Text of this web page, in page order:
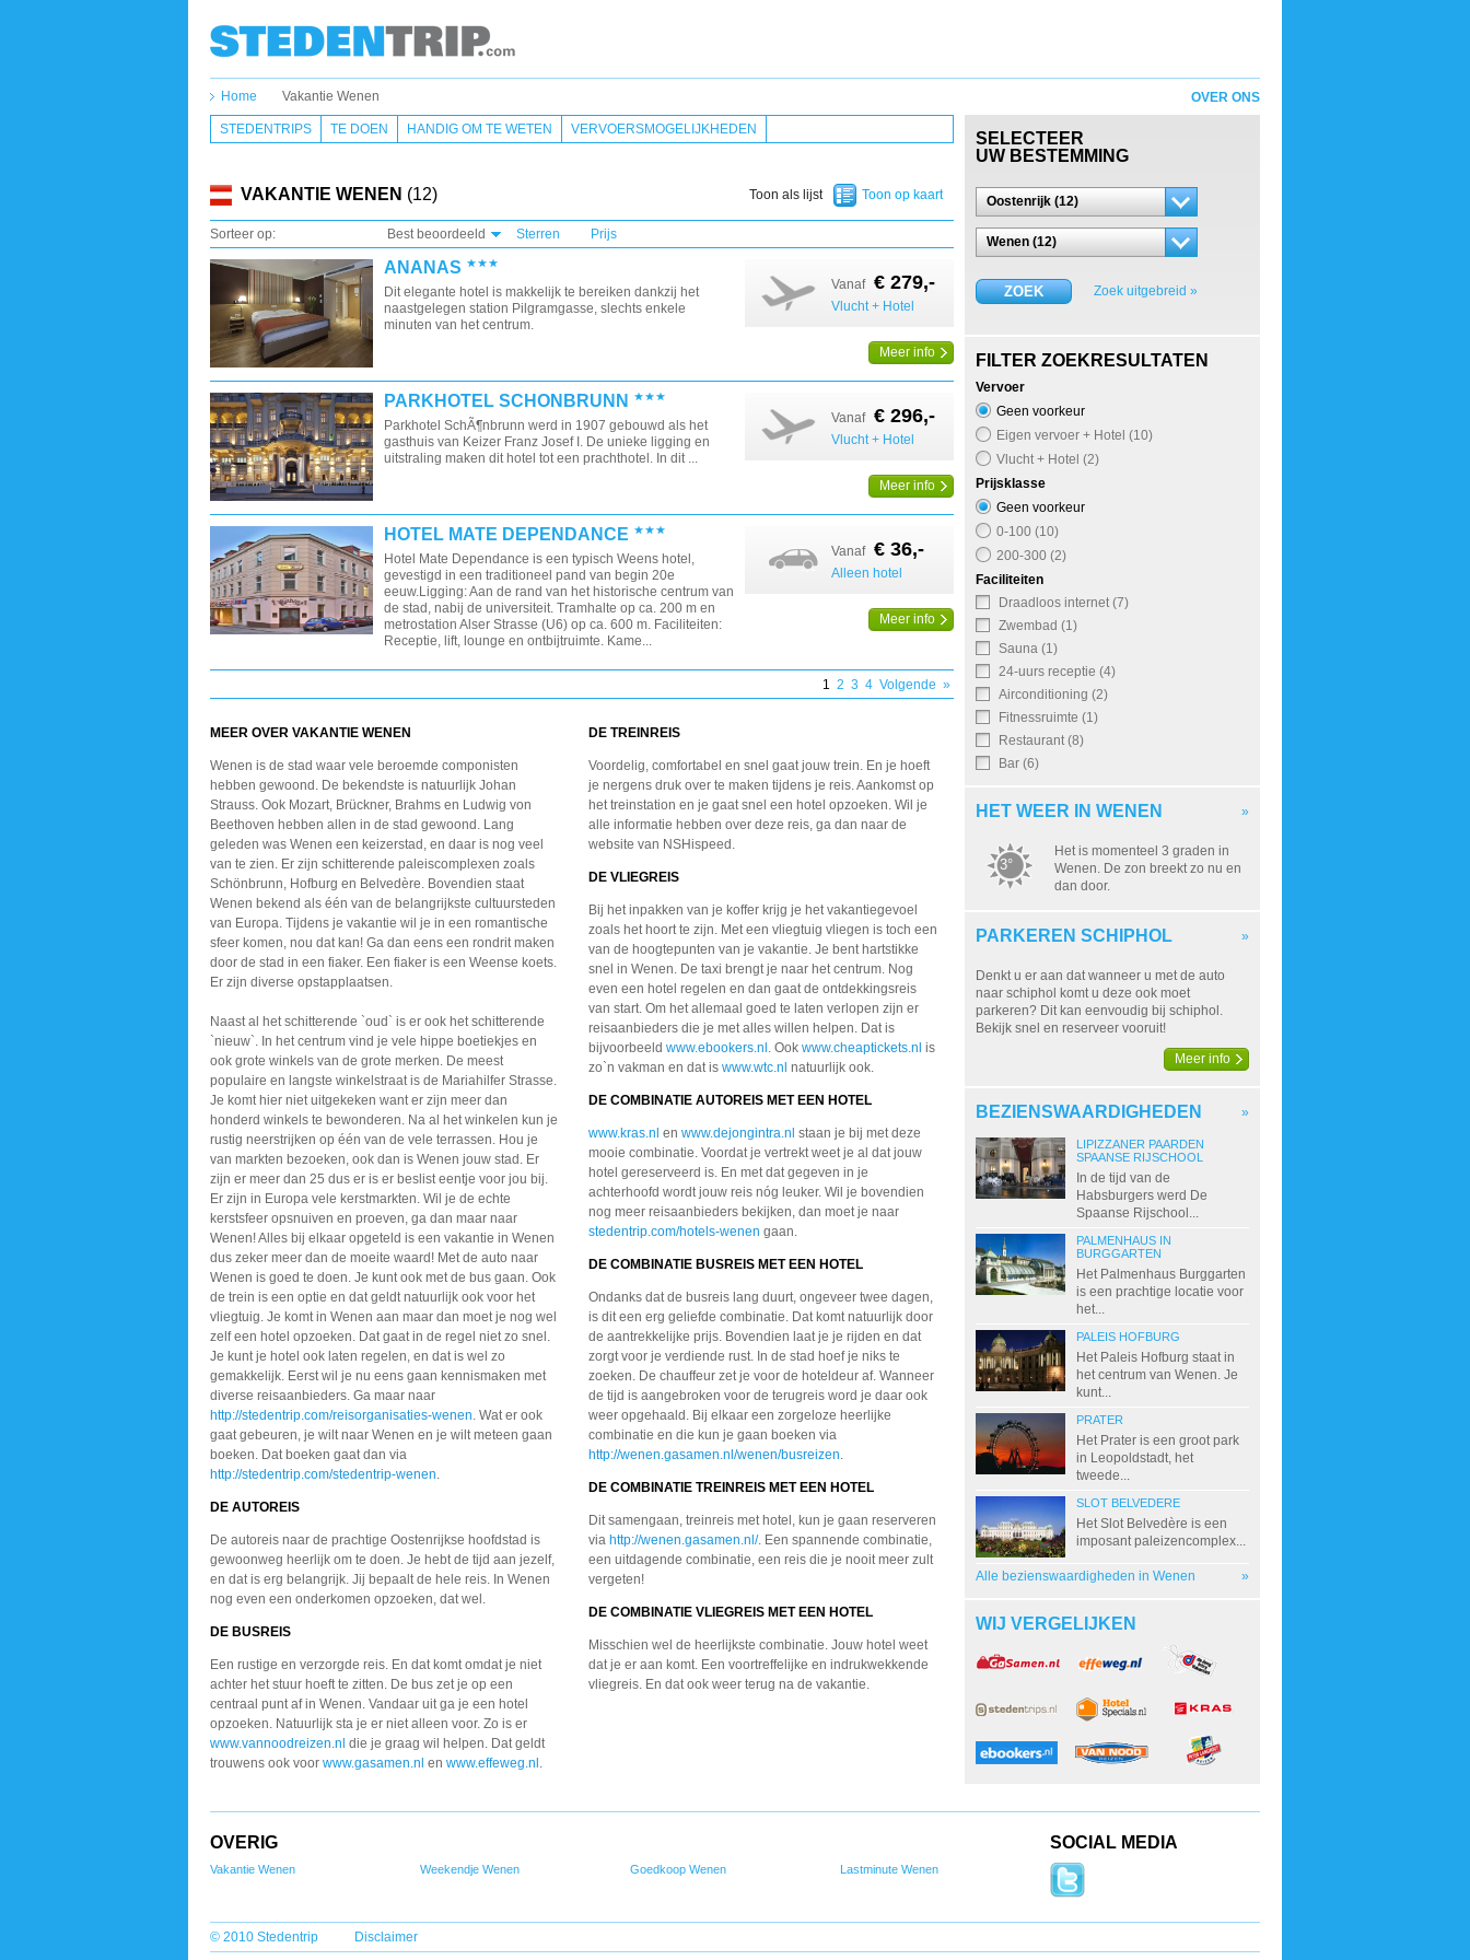
Home Vakantie Wenen
STEDENTRIPS TE DOEN HANDIG OM TE WETEN VERVOERSMOGELIJKHEDEN
VAKANTIE WENEN (12)
Sorteer op: Best beoordeeld Sterren Prijs
ANANAS
Dit elegante hotel is makkelijk te bereiken dankzij het
naastgelegen station Pilgramgasse, slechts enkele
minuten van het centrum.
Vanaf € 279,-
Vlucht + Hotel
Meer info
PARKHOTEL SCHONBRUNN
Parkhotel SchÃ¶nbrunn werd in 1907 gebouwd als het
gasthuis van Keizer Franz Josef I. De unieke ligging en
uitstraling maken dit hotel tot een prachthotel. In dit ...
Vanaf € 296,-
Vlucht + Hotel
Meer info
HOTEL MATE DEPENDANCE
Hotel Mate Dependance is een typisch Weens hotel,
gevestigd in een traditioneel pand van begin 20e
eeuw.Ligging: Aan de rand van het historische centrum van
de stad, nabij de universiteit. Tramhalte op ca. 200 m en
metrostation Alser Strasse (U6) op ca. 600 m. Faciliteiten:
Receptie, lift, lounge en ontbijtruimte. Kame...
Vanaf € 36,-
Alleen hotel
Meer info
1 2 3 4 Volgende »
MEER OVER VAKANTIE WENEN
Wenen is de stad waar vele beroemde componisten
hebben gewoond. De bekendste is natuurlijk Johan
Strauss. Ook Mozart, Brückner, Brahms en Ludwig von
Beethoven hebben allen in de stad gewoond. Lang
geleden was Wenen een keizerstad, en daar is nog veel
van te zien. Er zijn schitterende paleiscomplexen zoals
Schönbrunn, Hofburg en Belvedère. Bovendien staat
Wenen bekend als één van de belangrijkste cultuursteden
van Europa. Tijdens je vakantie wil je in een romantische
sfeer komen, nou dat kan! Ga dan eens een rondrit maken
door de stad in een fiaker. Een fiaker is een Weense koets.
Er zijn diverse opstapplaatsen.
Naast al het schitterende `oud` is er ook het schitterende
`nieuw`. In het centrum vind je vele hippe boetiekjes en
ook grote winkels van de grote merken. De meest
populaire en langste winkelstraat is de Mariahilfer Strasse.
Je komt hier niet uitgekeken want er zijn meer dan
honderd winkels te bewonderen. Na al het winkelen kun je
rustig neerstrijken op één van de vele terrassen. Hou je
van markten bezoeken, ook dan is Wenen jouw stad. Er
zijn er meer dan 25 dus er is er beslist eentje voor jou bij.
Er zijn in Europa vele kerstmarkten. Wil je de echte
kerstsfeer opsnuiven en proeven, ga dan maar naar
Wenen! Alles bij elkaar opgeteld is een vakantie in Wenen
dus zeker meer dan de moeite waard! Met de auto naar
Wenen is goed te doen. Je kunt ook met de bus gaan. Ook
de trein is een optie en dat geldt natuurlijk ook voor het
vliegtuig. Je komt in Wenen aan maar dan moet je nog wel
zelf een hotel opzoeken. Dat gaat in de regel niet zo snel.
Je kunt je hotel ook laten regelen, en dat is wel zo
gemakkelijk. Eerst wil je nu eens gaan kennismaken met
diverse reisaanbieders. Ga maar naar
http://stedentrip.com/reisorganisaties-wenen. Wat er ook
gaat gebeuren, je wilt naar Wenen en je wilt meteen gaan
boeken. Dat boeken gaat dan via
http://stedentrip.com/stedentrip-wenen.
DE AUTOREIS
De autoreis naar de prachtige Oostenrijkse hoofdstad is
gewoonweg heerlijk om te doen. Je hebt de tijd aan jezelf,
en dat is erg belangrijk. Jij bepaalt de hele reis. In Wenen
nog even een onderkomen opzoeken, dat wel.
DE BUSREIS
Een rustige en verzorgde reis. En dat komt omdat je niet
achter het stuur hoeft te zitten. De bus zet je op een
centraal punt af in Wenen. Vandaar uit ga je een hotel
opzoeken. Natuurlijk sta je er niet alleen voor. Zo is er
www.vannoodreizen.nl die je graag wil helpen. Dat geldt
trouwens ook voor www.gasamen.nl en www.effeweg.nl .
DE TREINREIS
Voordelig, comfortabel en snel gaat jouw trein. En je hoeft
je nergens druk over te maken tijdens je reis. Aankomst op
het treinstation en je gaat snel een hotel opzoeken. Wil je
alle informatie hebben over deze reis, ga dan naar de
website van NSHispeed.
DE VLIEGREIS
Bij het inpakken van je koffer krijg je het vakantiegevoel
zoals het hoort te zijn. Met een vliegtuig vliegen is toch een
van de hoogtepunten van je vakantie. Je bent hartstikke
snel in Wenen. De taxi brengt je naar het centrum. Nog
even een hotel regelen en dan gaat de ontdekkingsreis
van start. Om het allemaal goed te laten verlopen zijn er
reisaanbieders die je met alles willen helpen. Dat is
bijvoorbeeldwww.ebookers.nl . Ookwww.cheaptickets.nl is
zo`n vakman en dat iswww.wtc.nl natuurlijk ook.
DE COMBINATIE AUTOREIS MET EEN HOTEL
www.kras.nl enwww.dejongintra.nl staan je bij met deze
mooie combinatie. Voordat je vertrekt weet je al dat jouw
hotel gereserveerd is. En met dat gegeven in je
achterhoofd wordt jouw reis nóg leuker. Wil je bovendien
nog meer reisaanbieders bekijken, dan moet je naar
stedentrip.com/hotels-wenen gaan.
DE COMBINATIE BUSREIS MET EEN HOTEL
Ondanks dat de busreis lang duurt, ongeveer twee dagen,
is dit een erg geliefde combinatie. Dat komt natuurlijk door
de aantrekkelijke prijs. Bovendien laat je je rijden en dat
zorgt voor je verdiende rust. In de stad hoef je niks te
zoeken. De chauffeur zet je voor de hoteldeur af. Wanneer
de tijd is aangebroken voor de terugreis word je daar ook
weer opgehaald. Bij elkaar een zorgeloze heerlijke
combinatie en die kun je gaan boeken via
http://wenen.gasamen.nl/wenen/busreizen.
DE COMBINATIE TREINREIS MET EEN HOTEL
Dit samengaan, treinreis met hotel, kun je gaan reserveren
via http://wenen.gasamen.nl/. Een spannende combinatie,
een uitdagende combinatie, een reis die je nooit meer zult
vergeten!
DE COMBINATIE VLIEGREIS MET EEN HOTEL
Misschien wel de heerlijkste combinatie. Jouw hotel weet
dat je er aan komt. Een voortreffelijke en indrukwekkende
vliegreis. En dat ook weer terug na de vakantie.
Toon op kaart
Toon als lijst
OVER ONS
SELECTEER
UW BESTEMMING
Oostenrijk (12)
Wenen (12)
ZOEK Zoek uitgebreid »
FILTER ZOEKRESULTATEN
Vervoer
Geen voorkeur
Eigen vervoer + Hotel (10)
Vlucht + Hotel (2)
Prijsklasse
Geen voorkeur
0-100 (10)
200-300 (2)
Faciliteiten
Draadloos internet (7)
Zwembad (1)
Sauna (1)
24-uurs receptie (4)
Airconditioning (2)
Fitnessruimte (1)
Restaurant (8)
Bar (6)
HET WEER IN WENEN »
3°
Het is momenteel 3 graden in
Wenen. De zon breekt zo nu en
dan door.
PARKEREN SCHIPHOL »
Denkt u er aan dat wanneer u met de auto
naar schiphol komt u deze ook moet
parkeren? Dit kan eenvoudig bij schiphol.
Bekijk snel en reserveer vooruit!
Meer info
BEZIENSWAARDIGHEDEN »
LIPIZZANER PAARDEN
SPAANSE RIJSCHOOL
In de tijd van de
Habsburgers werd De
Spaanse Rijschool...
PALMENHAUS IN
BURGGARTEN
Het Palmenhaus Burggarten
is een prachtige locatie voor
het...
PALEIS HOFBURG
Het Paleis Hofburg staat in
het centrum van Wenen. Je
kunt...
PRATER
Het Prater is een groot park
in Leopoldstadt, het
tweede...
SLOT BELVEDERE
Het Slot Belvedère is een
imposant paleizencomplex...
Alle bezienswaardigheden in Wenen »
WIJ VERGELIJKEN
OVERIG
Vakantie Wenen Weekendje Wenen Goedkoop Wenen Lastminute Wenen
SOCIAL MEDIA
© 2010 Stedentrip Disclaimer